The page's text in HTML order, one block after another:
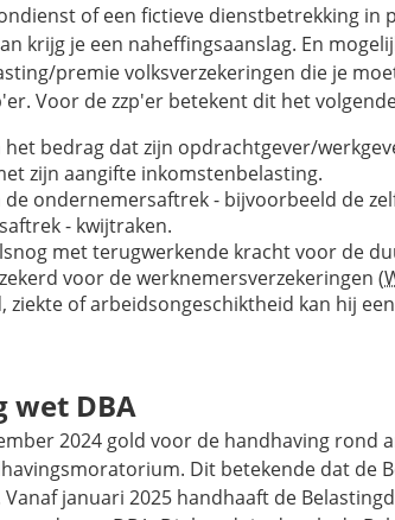
of een fictieve dienstbetrekking in
krijg je een naheffingsaanslag. En
premie volksverzekeringen die je
Voor de zzp'er betekent dit het
het bedrag dat zijn opdrachtgever/
zijn aangifte inkomstenbelasting.
de ondernemersaftrek - bijvoorbeeld de
- kwijtraken.
met terugwerkende kracht voor de
voor de werknemersverzekeringen (
ziekte of arbeidsongeschiktheid kan hij
wet DBA
2024 gold voor de handhaving rond
Dit betekende dat de
januari 2025 handhaaft de